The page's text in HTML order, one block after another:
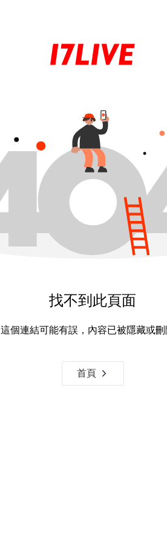
找不到此頁面
這個連結可能有誤，內容已被隱藏或刪
首頁